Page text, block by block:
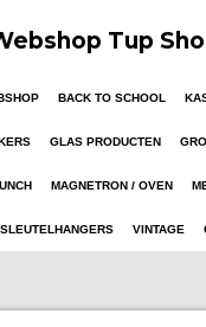
Tup
BACK TO SCHOOL
GLAS PRODUCTEN
MAGNETRON / OVEN
SLEUTELHANGERS VINTAGE